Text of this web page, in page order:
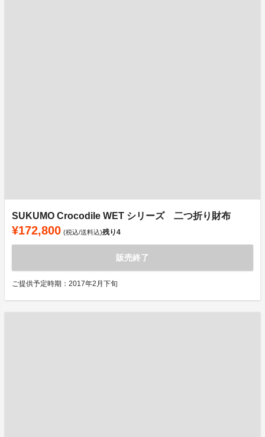
SUKUMO Crocodile WET シリーズ 二つ折り財布
¥172,800 (税込/送料込)残り4
販売終了
ご提供予定時期：2017年2月下旬